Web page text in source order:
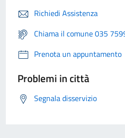
Richiedi Assistenza
Chiama il comune 035
Prenota un appuntamento
Problemi in città
Segnala disservizio